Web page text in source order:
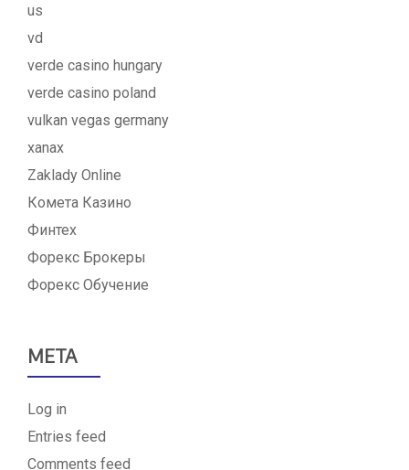
us
vd
verde casino hungary
verde casino poland
vulkan vegas germany
xanax
Zaklady Online
Комета Казино
Финтех
Форекс Брокеры
Форекс Обучение
META
Log in
Entries feed
Comments feed